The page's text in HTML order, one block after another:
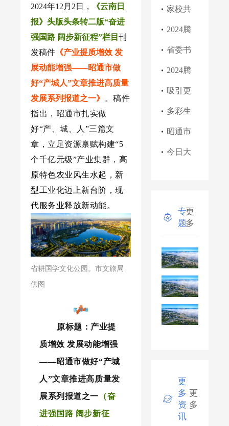
2024年12月2日，
《云南日
报》头版头条转二版“奋进
强国路 阔步新征程”栏目 刊
发稿件 《产业提质增效 发
展动能增强——昭通市做
好“产城人”文章推进高质量
发展系列报道之一》
。稿件
指出， 昭通市扎实做
好“产、城、人”三篇文
章，立足资源禀赋构建“5
个千亿元级”产业集群， 高
原特色农业风生水起，新
型工业化迈上新台阶，现
代服务业释放新动能。
省耕国学文化公园。市文旅局
供图
原标题： 产业提
质增效 发展动能增强
——昭通市做好“产城
人”文章推进高质量发
展系列报道之一 （奋
进强国路 阔步新征
三
打到卡
上
举办红
色故事
演讲比
赛
举行
显中国
全球影
响力
通：让
城市更
宜居 让
生活更
美好
（系列
报道之
二）
版聚焦
云南昭
通
口的务
工车
间”试点
工作现
场推进
会召开
啡右手
茶
家校共
谋议发
展 同心
协力促
提质 旧
府九年
一贯制
学校举
动”
2024腾
冲科学
家论坛
聚焦科
技赋能
高质量
发展
省委书
记王
宁：腾
冲科学
家论坛
应时而
长、未
2024腾
冲科学
家论坛
开幕
吸引更
多人才
返乡入
乡！
以昭通
话说新
农村
多彩生
金！
【央
巧家非
昭通市
抓党建
肉串产
发展
——一
把小肉
串做成
今日大
专
题
更
多
更
多
资
讯
更
多